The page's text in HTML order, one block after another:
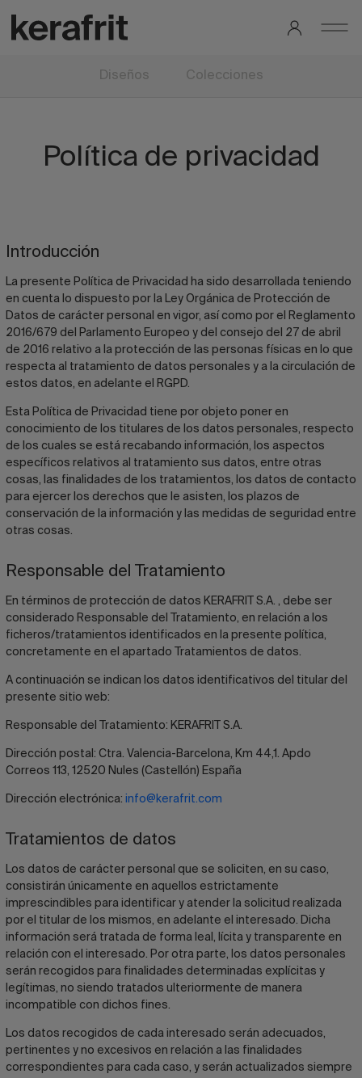
Diseños Colecciones
Política de privacidad
Introducción
La presente Política de Privacidad ha sido desarrollada teniendo
en cuenta lo dispuesto por la Ley Orgánica de Protección de
Datos de carácter personal en vigor, así como por el Reglamento
2016/679 del Parlamento Europeo y del consejo del 27 de abril
de 2016 relativo a la protección de las personas físicas en lo que
respecta al tratamiento de datos personales y a la circulación de
estos datos, en adelante el RGPD.
Esta Política de Privacidad tiene por objeto poner en
conocimiento de los titulares de los datos personales, respecto
de los cuales se está recabando información, los aspectos
específicos relativos al tratamiento sus datos, entre otras
cosas, las finalidades de los tratamientos, los datos de contacto
para ejercer los derechos que le asisten, los plazos de
conservación de la información y las medidas de seguridad entre
otras cosas.
Responsable del Tratamiento
En términos de protección de datos KERAFRIT S.A. , debe ser
considerado Responsable del Tratamiento, en relación a los
ficheros/tratamientos identificados en la presente política,
concretamente en el apartado Tratamientos de datos.
A continuación se indican los datos identificativos del titular del
presente sitio web:
Responsable del Tratamiento: KERAFRIT S.A.
Dirección postal: Ctra. Valencia-Barcelona, Km 44,1. Apdo
Correos 113, 12520 Nules (Castellón) España
Dirección electrónica: info@kerafrit.com
Tratamientos de datos
Los datos de carácter personal que se soliciten, en su caso,
consistirán únicamente en aquellos estrictamente
imprescindibles para identificar y atender la solicitud realizada
por el titular de los mismos, en adelante el interesado. Dicha
información será tratada de forma leal, lícita y transparente en
relación con el interesado. Por otra parte, los datos personales
serán recogidos para finalidades determinadas explícitas y
legítimas, no siendo tratados ulteriormente de manera
incompatible con dichos fines.
Los datos recogidos de cada interesado serán adecuados,
pertinentes y no excesivos en relación a las finalidades
correspondientes para cada caso, y serán actualizados siempre